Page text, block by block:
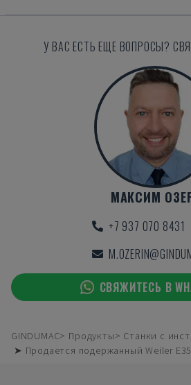
У ВАС ЕСТЬ ЕЩЕ ВОПРОСЫ?
МАКСИМ
+7 937 070 8431
СВЯЖИТЕСЬ В
GINDUMAC Продукты
Станки с
➤ Продается подержанный Weiler